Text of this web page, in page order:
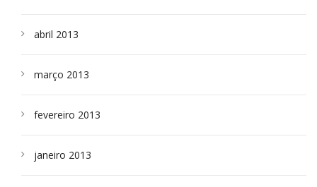
abril 2013
março 2013
fevereiro 2013
janeiro 2013